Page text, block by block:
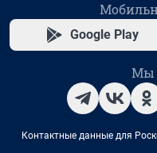
Google Play
Мы
Контактные данные для